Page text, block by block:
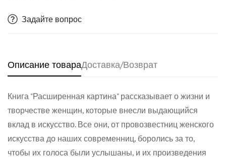
Задайте вопрос
Описание товараДоставка/Возврат
Книга "Расширенная картина" рассказывает о жизни и
творчестве женщин, которые внесли выдающийся
вклад в искусство. Все они, от провозвестниц женского
искусства до наших современниц, боролись за то,
чтобы их голоса были услышаны, и их произведения
Confirm your age
Are you 18 years old or older?